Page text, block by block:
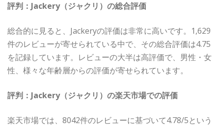
評判：Jackery（ジャクリ）の総合評価
総合的に見ると、Jackeryの評価は非常に高いです。1,629
件のレビューが寄せられている中で、その総合評価は4.75
を記録しています。レビューの大半は高評価で、男性・女
性、様々な年齢層からの評価が寄せられています。
評判：Jackery（ジャクリ）の楽天市場での評価
楽天市場では、8042件のレビューに基づいて4.78/5という